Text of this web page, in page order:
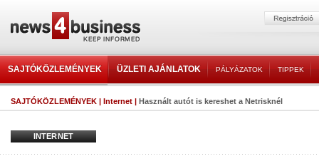
SAJTÓKÖZLEMÉNYEK ÜZLETI AJÁNLATOK PÁLYÁZATOK TIPPEK
SAJTÓKÖZLEMÉNYEK | Internet | Használt autót is kereshet a Netrisknél
INTERNET